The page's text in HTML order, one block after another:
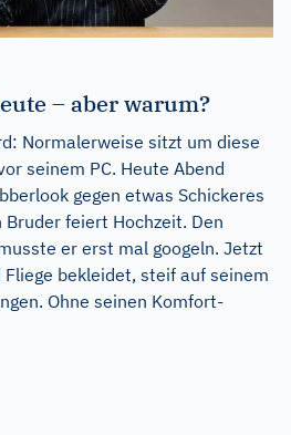
– aber warum?
Normalerweise sitzt um diese
seinem PC. Heute Abend
gegen etwas Schickeres
feiert Hochzeit. Den
er erst mal googeln. Jetzt
bekleidet, steif auf seinem
Ohne seinen Komfort-